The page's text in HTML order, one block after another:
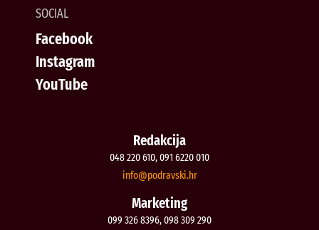
SOCIAL
Facebook
Instagram
YouTube
Redakcija
048 220 610, 091 6220 010
rh.iksvardop
@ofni
Marketing
099 326 8396, 098 309 290